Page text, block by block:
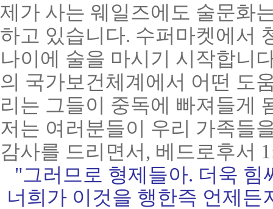
제가 사는 웨일즈에도 술문화
하고 있습니다. 수퍼마켓에서
나이에 술을 마시기 시작합니
의 국가보건체계에서 어떤 도
리는 그들이 중독에 빠져들게
저는 여러분들이 우리 가족들
감사를 드리면서, 베드로후서
"그러므로 형제들아. 더욱 힘
너희가 이것을 행한즉 언제든